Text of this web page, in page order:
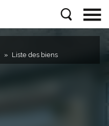
Liste des biens